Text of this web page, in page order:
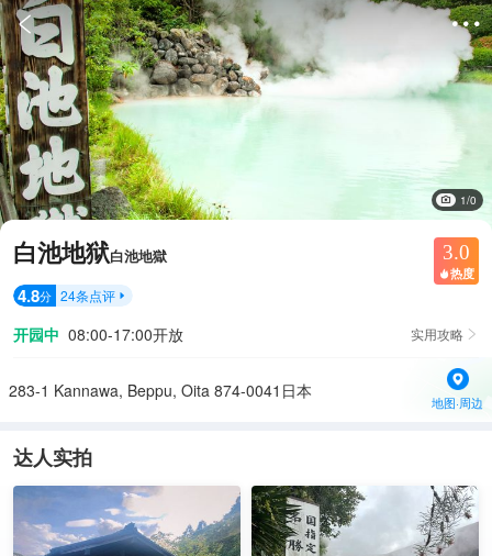
 
1/0
白池地狱白池地獄 3.0
 热度
4.8分 24条点评 
开园中 08:00-17:00开放 实用攻略 
283-1 Kannawa, Beppu, Oita 874-0041日本
地图·周边
达人实拍